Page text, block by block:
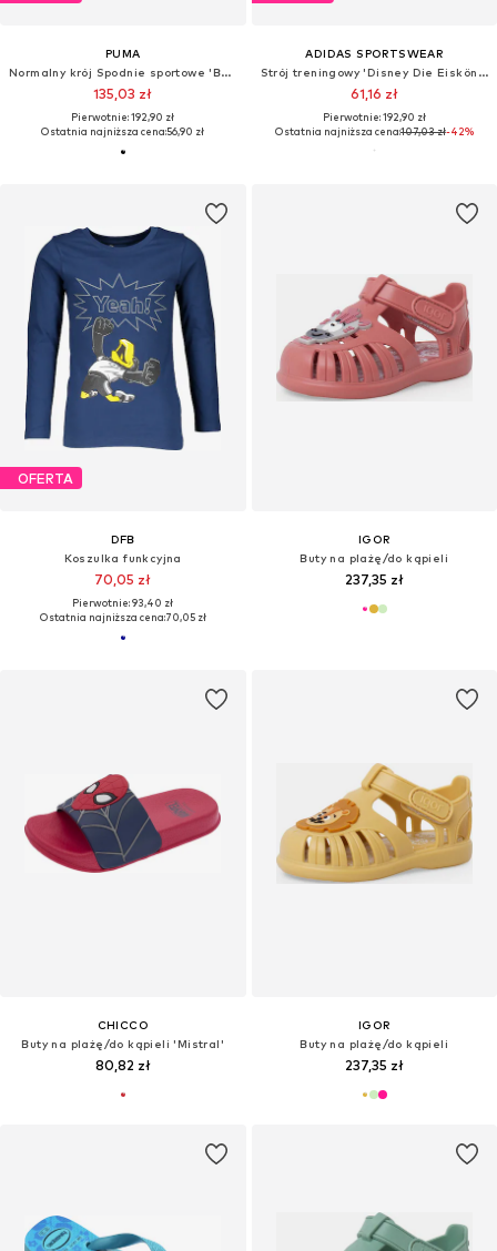
PUMA
Normalny krój Spodnie sportowe 'Borussia Dortmund 25/26'
135,03 zł
Pierwotnie: 192,90 zł
Ostatnia najniższa cena:56,90 zł
ADIDAS SPORTSWEAR
Strój treningowy 'Disney Die Eiskönigin'
61,16 zł
Pierwotnie: 192,90 zł
Ostatnia najniższa cena:107,03 zł-42%
OFERTA
DFB
Koszulka funkcyjna
70,05 zł
Pierwotnie: 93,40 zł
Ostatnia najniższa cena:70,05 zł
IGOR
Buty na plażę/do kąpieli
237,35 zł
CHICCO
Buty na plażę/do kąpieli 'Mistral'
80,82 zł
IGOR
Buty na plażę/do kąpieli
237,35 zł